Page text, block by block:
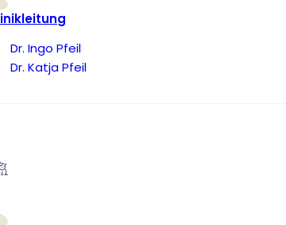
Dr. Ingo Pfeil
Dr. Katja Pfeil